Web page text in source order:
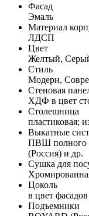
Фасад
Эмаль
Материал
ЛДСП
Цвет
Желтый,
Стиль
Модерн,
Стеновая
ХДФ в цвет
Столешница
пластиковая;
Выкатные
ПВШ полного
(Россия) и др.
Сушка для
Цоколь
в цвет
Подъемники